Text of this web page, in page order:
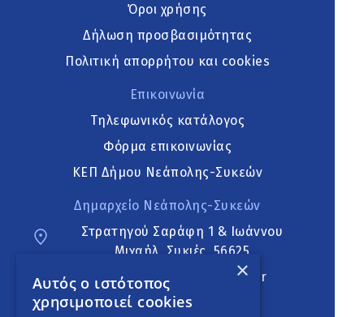
Όροι χρήσης
Δήλωση προσβασιμότητας
Πολιτική απορρήτου και cookies
Επικοινωνία
Τηλεφωνικός κατάλογος
Φόρμα επικοινωνίας
ΚΕΠ Δήμου Νεάπολης-Συκεών
Δημαρχείο Νεάπολης-Συκεών
Στρατηγού Σαράφη 1 & Ιωάννου
Μιχαήλ, Συκιές, 56625
neapoli.sykies@ddt.gov.gr
Ακολουθήστε
×
Αυτός ο ιστότοπος
χρησιμοποιεί cookies